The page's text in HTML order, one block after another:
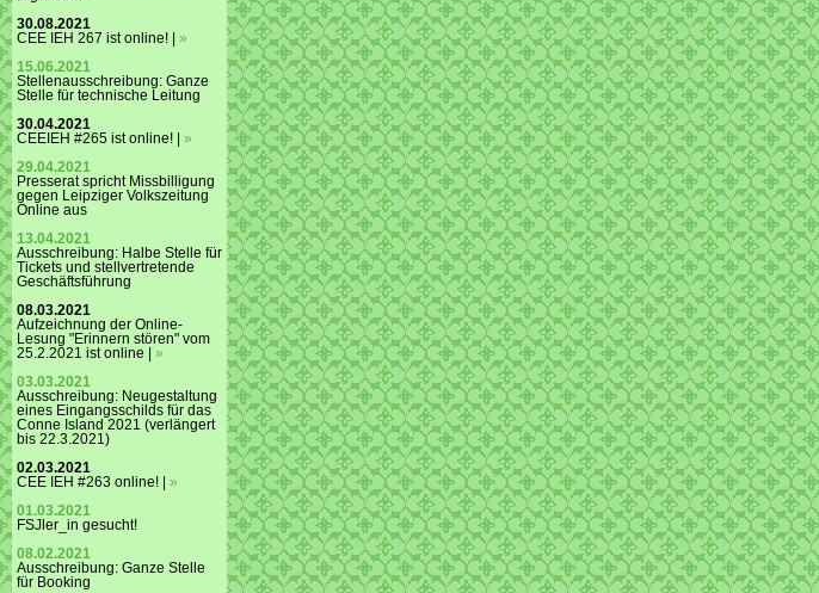
30.08.2021
CEE IEH 267 ist online! | »
15.06.2021
Stellenausschreibung: Ganze
Stelle für technische Leitung
30.04.2021
CEEIEH #265 ist online! | »
29.04.2021
Presserat spricht Missbilligung
gegen Leipziger Volkszeitung
Online aus
13.04.2021
Ausschreibung: Halbe Stelle für
Tickets und stellvertretende
Geschäftsführung
08.03.2021
Aufzeichnung der Online-
Lesung "Erinnern stören" vom
25.2.2021 ist online | »
03.03.2021
Ausschreibung: Neugestaltung
eines Eingangsschilds für das
Conne Island 2021 (verlängert
bis 22.3.2021)
02.03.2021
CEE IEH #263 online! | »
01.03.2021
FSJler_in gesucht!
08.02.2021
Ausschreibung: Ganze Stelle
für Booking